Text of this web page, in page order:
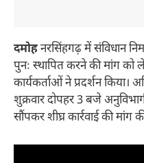
दमोहनरसिंहगढ़ में संविधान
पुनः स्थापित करने की मांग को
कार्यकर्ताओं ने प्रदर्शन किया।
शुक्रवार दोपहर 3 बजे
सौंपकर शीघ्र कार्रवाई की मांग